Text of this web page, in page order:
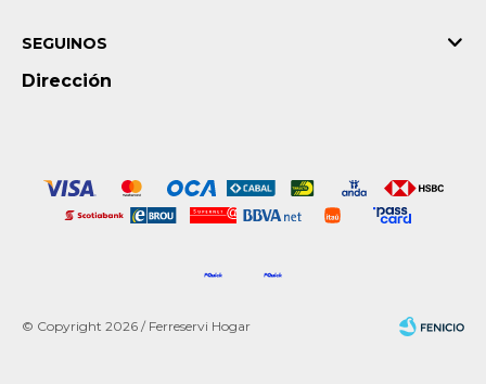
Dirección
SEGUINOS
© Copyright 2026 / Ferreservi Hogar